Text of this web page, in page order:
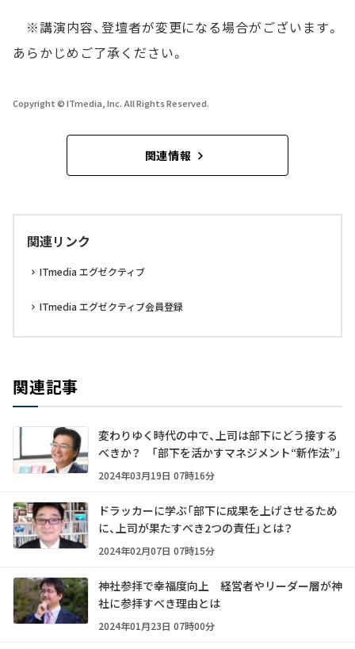
※講演内容、登壇者が変更になる場合がございます。
あらかじめご了承ください。
Copyright © ITmedia, Inc. All Rights Reserved.
関連情報
関連リンク
ITmedia エグゼクティブ
ITmedia エグゼクティブ会員登録
関連記事
変わりゆく時代の中で、上司は部下にどう接する
べきか？ 「部下を活かすマネジメント“新作法”」
2024年03月19日 07時16分
ドラッカーに学ぶ「部下に成果を上げさせるため
に、上司が果たすべき2つの責任」とは？
2024年02月07日 07時15分
神社参拝で幸福度向上 経営者やリーダー層が神
社に参拝すべき理由とは
2024年01月23日 07時00分